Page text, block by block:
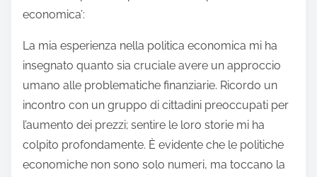
economica’:
La mia esperienza nella politica economica mi ha
insegnato quanto sia cruciale avere un approccio
umano alle problematiche finanziarie. Ricordo un
incontro con un gruppo di cittadini preoccupati per
l’aumento dei prezzi; sentire le loro storie mi ha
colpito profondamente. È evidente che le politiche
economiche non sono solo numeri, ma toccano la